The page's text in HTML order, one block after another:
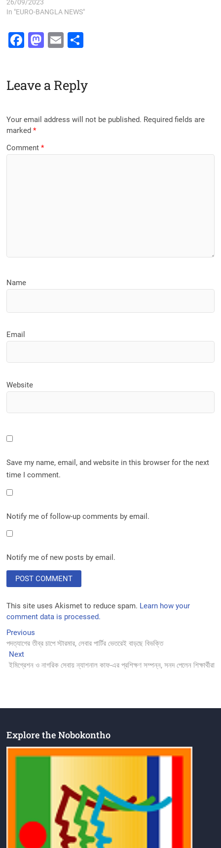
26/09/2023
In "EURO-BANGLA NEWS"
F
e
o
o
k
M
o
o
E
l
e
Leave a Reply
Your email address will not be published. Required fields are
marked*
Comment*
Name
Email
Website
Save my name, email, and website in this browser for the next
time I comment.
Notify me of follow-up comments by email.
Notify me of new posts by email.
This site uses Akismet to reduce spam. Learn how your
comment data is processed.
Post
navigation
Previous
post:
পদত্যাগের তীব্র চাপে স্টারমার, লেবার পার্টির ভেতরেই বাড়ছে বিভক্তি
NextNext
post:
ইমিগ্রেশন ও নাগরিক সেবায় ন্যাশনাল কাফ-এর প্রশিক্ষণ সম্পন্ন, সনদ পেলেন শিক্ষার্থীরা
Explore the Nobokontho